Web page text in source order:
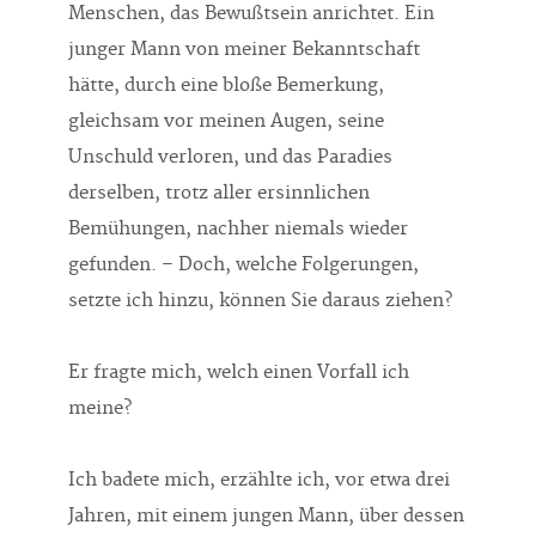
Menschen, das Bewußtsein anrichtet. Ein
junger Mann von meiner Bekanntschaft
hätte, durch eine bloße Bemerkung,
gleichsam vor meinen Augen, seine
Unschuld verloren, und das Paradies
derselben, trotz aller ersinnlichen
Bemühungen, nachher niemals wieder
gefunden. – Doch, welche Folgerungen,
setzte ich hinzu, können Sie daraus ziehen?
Er fragte mich, welch einen Vorfall ich
meine?
Ich badete mich, erzählte ich, vor etwa drei
Jahren, mit einem jungen Mann, über dessen